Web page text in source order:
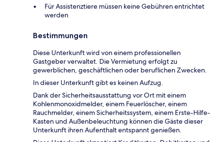
Für Assistenztiere müssen keine Gebühren entrichtet
werden
Bestimmungen
Diese Unterkunft wird von einem professionellen
Gastgeber verwaltet. Die Vermietung erfolgt zu
gewerblichen, geschäftlichen oder beruflichen Zwecken.
In dieser Unterkunft gibt es keinen Aufzug.
Dank der Sicherheitsausstattung vor Ort mit einem
Kohlenmonoxidmelder, einem Feuerlöscher, einem
Rauchmelder, einem Sicherheitssystem, einem Erste-Hilfe-
Kasten und Außenbeleuchtung können die Gäste dieser
Unterkunft ihren Aufenthalt entspannt genießen.